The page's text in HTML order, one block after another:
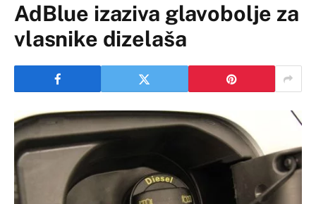
AdBlue izaziva glavobolje za
vlasnike dizelaša